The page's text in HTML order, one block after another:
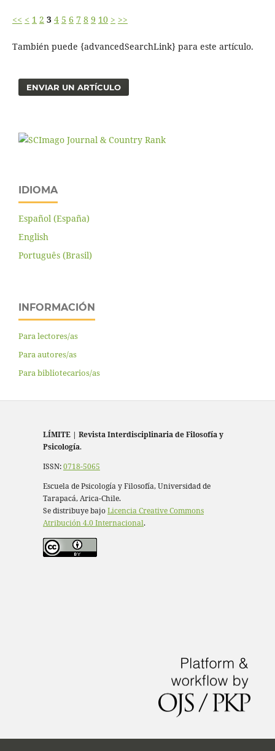
<< < 1 2 3 4 5 6 7 8 9 10 > >>
También puede {advancedSearchLink} para este artículo.
ENVIAR UN ARTÍCULO
IDIOMA
Español (España)
English
Português (Brasil)
INFORMACIÓN
Para lectores/as
Para autores/as
Para bibliotecarios/as
LÍMITE | Revista Interdisciplinaria de Filosofía y
Psicología.
ISSN:0718-5065
Escuela de Psicología y Filosofía, Universidad de
Tarapacá, Arica-Chile.
Se distribuye bajoLicencia Creative Commons
Atribución 4.0 Internacional.